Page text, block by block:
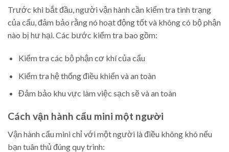
Trước khi bắt đầu, người vận hành cần kiểm tra tình trạng
của cẩu, đảm bảo rằng nó hoạt động tốt và không có bộ phận
nào bị hư hại. Các bước kiểm tra bao gồm:
Kiểm tra các bộ phận cơ khí của cẩu
Kiểm tra hệ thống điều khiển và an toàn
Đảm bảo khu vực làm việc sạch sẽ và an toàn
Cách vận hành cẩu mini một người
Vận hành cẩu mini chỉ với một người là điều không khó nếu
bạn tuân thủ đúng quy trình: